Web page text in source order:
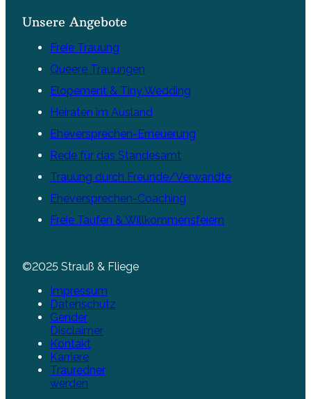
Unsere Angebote
Freie Trauung
Queere Trauungen
Elopement & Tiny Wedding
Heiraten im Ausland
Eheversprechen-Erneuerung
Rede für das Standesamt
Trauung durch Freunde/Verwandte
Eheversprechen-Coaching
Freie Taufen & Willkommensfeiern
©2025 Strauß & Fliege
Impressum
Datenschutz
Gender
Disclaimer
Kontakt
Karriere
Trauredner
werden